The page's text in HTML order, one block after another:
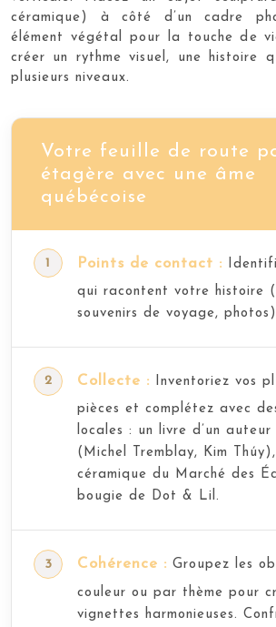
céramique) à côté d’un cadre
élément végétal pour la touche de
créer un rythme visuel, une histoire
plusieurs niveaux.
Votre feuille de route
étagère avec une âme
québécoise
Points de contact :
qui racontent votre histoire
souvenirs de voyage,
Collecte : Inventoriez vos
pièces et complétez avec
locales : un livre d’un auteur
(Michel Tremblay, Kim
céramique du Marché des
bougie de Dot & Lil.
Cohérence : Groupez les
couleur ou par thème pour
vignettes harmonieuses.